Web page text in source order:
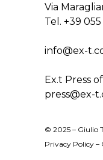
Via
Tel. +39 055
info@ex-
Ex.t Press
press@ex-
© 2025 – Giulio
Privacy Policy –